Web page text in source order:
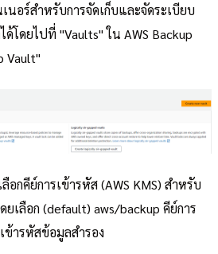
นอร์สำหรับการจัดเก็บและจัดระเบียบ
ด้โดยไปที่ "Vaults" ใน AWS Backup
Vault"
อกคีย์การเข้ารหัส (AWS KMS) สำหรับ
ยเลือก (default) aws/backup คีย์การ
ข้ารหัสข้อมูลสำรอง